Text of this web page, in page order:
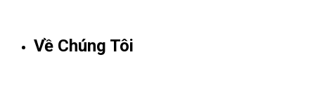
Về Chúng Tôi